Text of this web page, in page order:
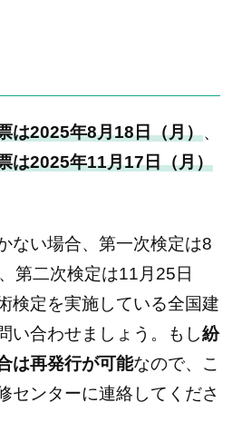
は2025年8月18日（月）、
は2025年11月17日（月）
ない場合、第一次検定は8
第二次検定は11月25日
検定を実施している全国建
い合わせましょう。もし紛
は再発行が可能なので、こ
センターに連絡してくださ